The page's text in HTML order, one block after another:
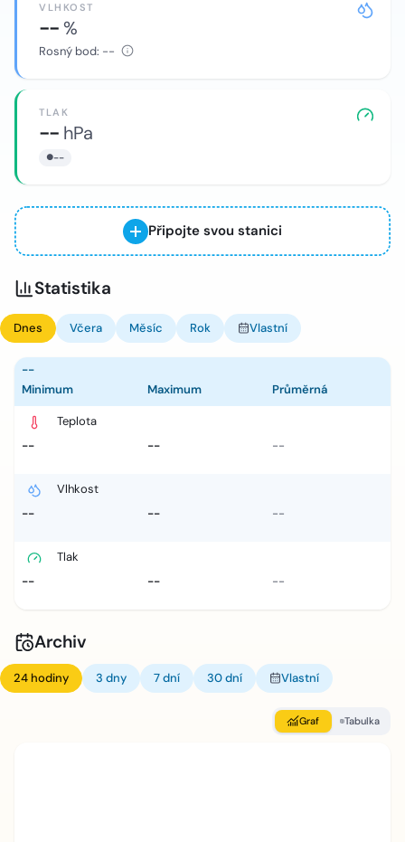
VLHKOST
--%
Rosný bod: --
TLAK
-- hPa
--
Připojte svou stanici
Statistika
Dnes Včera Měsíc Rok Vlastní
--
Minimum
Maximum Průměrná
Teplota
--
-- --
Vlhkost
--
-- --
Tlak
--
-- --
Archiv
24 hodiny 3 dny 7 dní 30 dní Vlastní
Graf Tabulka